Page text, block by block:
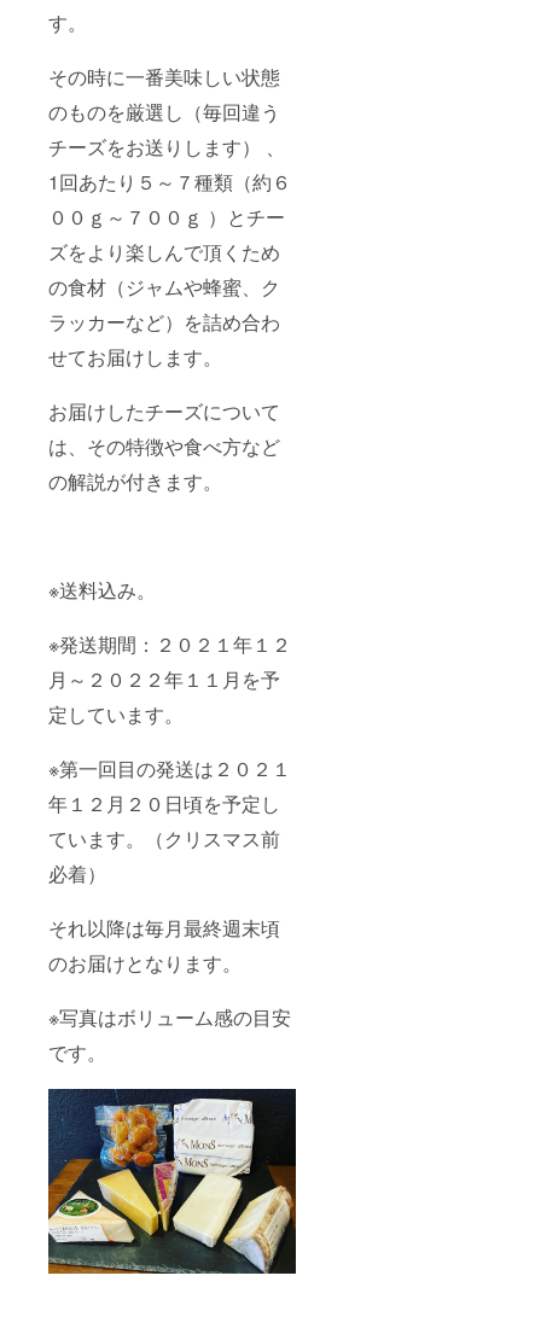
す。
その時に一番美味しい状態
のものを厳選し（毎回違う
チーズをお送りします） 、
1回あたり５～７種類（約６
００ｇ～７００ｇ ）とチー
ズをより楽しんで頂くため
の食材（ジャムや蜂蜜、ク
ラッカーなど）を詰め合わ
せてお届けします。
お届けしたチーズについて
は、その特徴や食べ方など
の解説が付きます。
※送料込み。
※発送期間：２０２１年１２
月～２０２２年１１月を予
定しています。
※第一回目の発送は２０２１
年１２月２０日頃を予定し
ています。（クリスマス前
必着）
それ以降は毎月最終週末頃
のお届けとなります。
※写真はボリューム感の目安
です。